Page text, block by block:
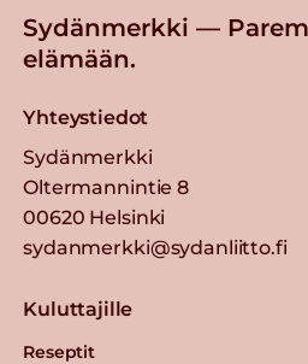
Sydänmerkki —
elämään.
Yhteystiedot
Sydänmerkki
Oltermannintie 8
00620 Helsinki
sydanmerkki@sydanliitto.fi
Kuluttajille
Reseptit